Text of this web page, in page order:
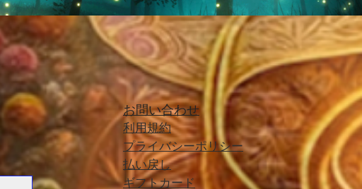
お問い合わせ
利用規約
プライバシーポリシー
払い戻し
ギフトカード